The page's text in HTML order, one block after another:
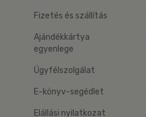
Fizetés és szállítás
Ajándékkártya
egyenlege
Ügyfélszolgálat
E-könyv-segédlet
Elállási nyilatkozat